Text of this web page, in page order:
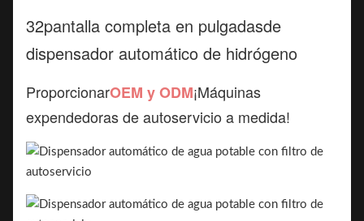
32pantalla completa en pulgadasde
dispensador automático de hidrógeno
ProporcionarOEM y ODM¡Máquinas
expendedoras de autoservicio a medida!